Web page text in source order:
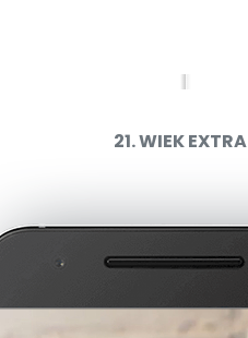
21. WIEK EXTRA